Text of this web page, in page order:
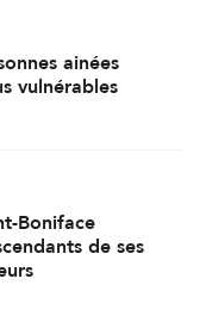
ainées
vulnérables
Boniface
de ses